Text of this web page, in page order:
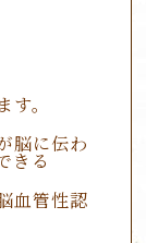
。
脳に伝わ
きる
血管性認